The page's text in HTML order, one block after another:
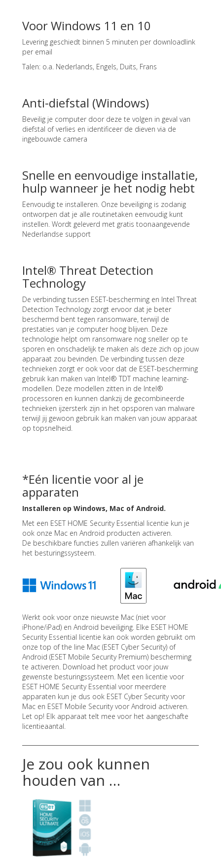
Voor Windows 11 en 10
Levering geschiedt binnen 5 minuten per downloadlink
per email
Talen: o.a. Nederlands, Engels, Duits, Frans
Anti-diefstal (Windows)
Beveilig je computer door deze te volgen in geval van
diefstal of verlies en identificeer de dieven via de
ingebouwde camera
Snelle en eenvoudige installatie,
hulp wanneer je het nodig hebt
Eenvoudig te installeren. Onze beveiliging is zodanig
ontworpen dat je alle routinetaken eenvoudig kunt
instellen. Wordt geleverd met gratis toonaangevende
Nederlandse support
Intel® Threat Detection
Technology
De verbinding tussen ESET-bescherming en Intel Threat
Detection Technology zorgt ervoor dat je beter
beschermd bent tegen ransomware, terwijl de
prestaties van je computer hoog blijven. Deze
technologie helpt om ransomware nog sneller op te
sporen en onschadelijk te maken als deze zich op jouw
apparaat zou bevinden. De verbinding tussen deze
technieken zorgt er ook voor dat de ESET-bescherming
gebruik kan maken van Intel® TDT machine learning-
modellen. Deze modellen zitten in de Intel®
processoren en kunnen dankzij de gecombineerde
technieken ijzersterk zijn in het opsporen van malware
terwijl jij gewoon gebruik kan maken van jouw apparaat
op topsnelheid.
*Eén licentie voor al je
apparaten
Installeren op Windows, Mac of Android.
Met een ESET HOME Security Essential licentie kun je
ook onze Mac en Android producten activeren.
De beschikbare functies zullen variëren afhankelijk van
het besturingssysteem.
Werkt ook voor onze nieuwste Mac (niet voor
iPhone/iPad) en Android beveiliging. Elke ESET HOME
Security Essential licentie kan ook worden gebruikt om
onze top of the line Mac (ESET Cyber Security) of
Android (ESET Mobile Security Premium) bescherming
te activeren. Download het product voor jouw
gewenste besturingssysteem. Met een licentie voor
ESET HOME Security Essential voor meerdere
apparaten kun je dus ook ESET Cyber Security voor
Mac en ESET Mobile Security voor Android activeren.
Let op! Elk apparaat telt mee voor het aangeschafte
licentieaantal.
Je zou ook kunnen
houden van …